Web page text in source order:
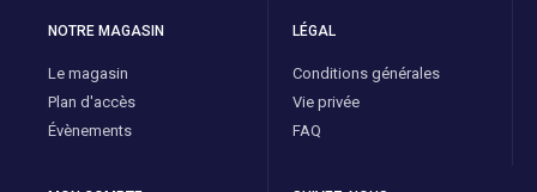
NOTRE MAGASIN
Le magasin
Plan d'accès
Évènements
LÉGAL
Conditions générales
Vie privée
FAQ